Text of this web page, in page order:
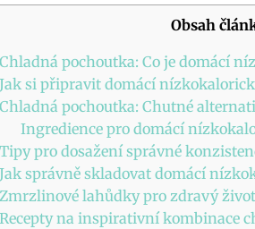
Obsah
Chladná pochoutka: Co je domácí
Jak si připravit domácí
Chladná pochoutka: Chutné
Ingredience pro domácí
Tipy pro dosažení správné
Jak správně skladovat domácí
Zmrzlinové lahůdky pro zdravý
Recepty na inspirativní kombinace